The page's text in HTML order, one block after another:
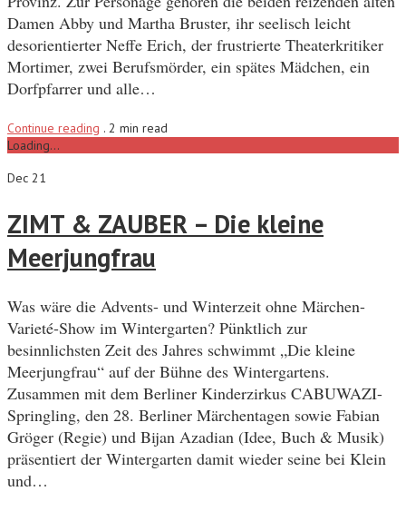
Damen Abby und Martha Bruster, ihr seelisch leicht
desorientierter Neffe Erich, der frustrierte Theaterkritiker
Mortimer, zwei Berufsmörder, ein spätes Mädchen, ein
Dorfpfarrer und alle…
Continue reading . 2 min read
Loading...
Dec 21
ZIMT & ZAUBER – Die kleine
Meerjungfrau
Was wäre die Advents- und Winterzeit ohne Märchen-
Varieté-Show im Wintergarten? Pünktlich zur
besinnlichsten Zeit des Jahres schwimmt „Die kleine
Meerjungfrau“ auf der Bühne des Wintergartens.
Zusammen mit dem Berliner Kinderzirkus CABUWAZI-
Springling, den 28. Berliner Märchentagen sowie Fabian
Gröger (Regie) und Bijan Azadian (Idee, Buch & Musik)
präsentiert der Wintergarten damit wieder seine bei Klein
und…